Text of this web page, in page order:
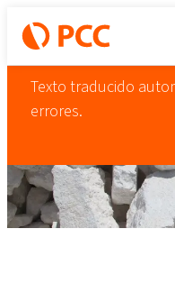
Texto traducido
errores.